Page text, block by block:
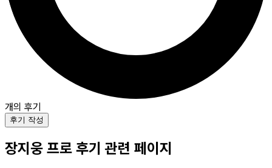
개의 후기
후기 작성
장지웅 프로 후기 관련 페이지